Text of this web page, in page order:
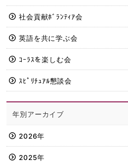
社会貢献ﾎﾞﾗﾝﾃｨｱ会
英語を共に学ぶ会
ｺｰﾗｽを楽しむ会
ｽﾋﾟﾘﾁｭｱﾙ懇談会
年別アーカイブ
2026年
2025年